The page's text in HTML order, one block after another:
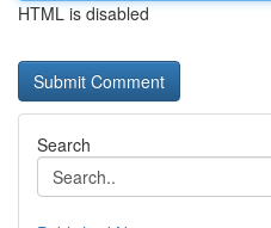
HTML is disabled
Search